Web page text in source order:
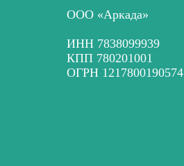
ООО «Аркада»
ИНН 7838099939
КПП 780201001
ОГРН 1217800190574